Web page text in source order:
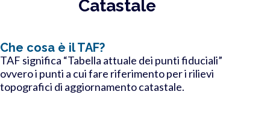
Catastale
Che cosa è il TAF?
TAF significa “Tabella attuale dei punti fiduciali”
ovvero i punti a cui fare riferimento per i rilievi
topografici di aggiornamento catastale.